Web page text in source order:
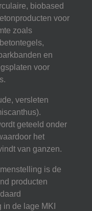
biobased
voor
zoals
en
voor
versleten
geteeld onder
het
van ganzen.
is de
producten
de lage MKI